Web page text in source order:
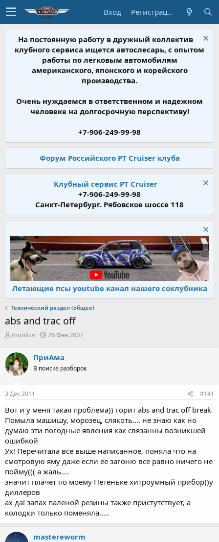
Вход Регистрация
На постоянную работу в дружный коллектив
клубного сервиса ищется автослесарь, с опытом
работы по легковым автомобилям
американского, японского и корейского
производства.
Очень нуждаемся в ответственном и надежном
человеке на долгосрочную перспективу!
+7-906-249-99-98
Форум Российского PT Cruiser клуба
Клубный сервис PT Cruiser
+7-906-249-99-98
Санкт-Петербург. Рябовское шоссе 118
Летающие псы youtube канал нашего соклубника
Технический раздел (общее)
abs and trac off
А
т
о
р
т
е
м
monitor
Д
а
н
ч
а
26 Фев 2007
ПриАма
В поиске разборок
3 Дек 2011 #141
Вот и у меня такая проблема)) горит abs and trac off break
Помыла машишу, морозец, слякоть.... не знаю как но
думаю эти погодные явления как связанны возникшей
ошибкой
Ух! Перечитала все выше написанное, поняла что на
смотровую яму даже если ее загоню все равно ничего не
пойму((( а жаль....
значит плачет по моему Петеньке хитроумный прибор))у
диллеров
ах да! запах паленой резины также пристутствует, а
колодки только поменяла.....
mastereworm